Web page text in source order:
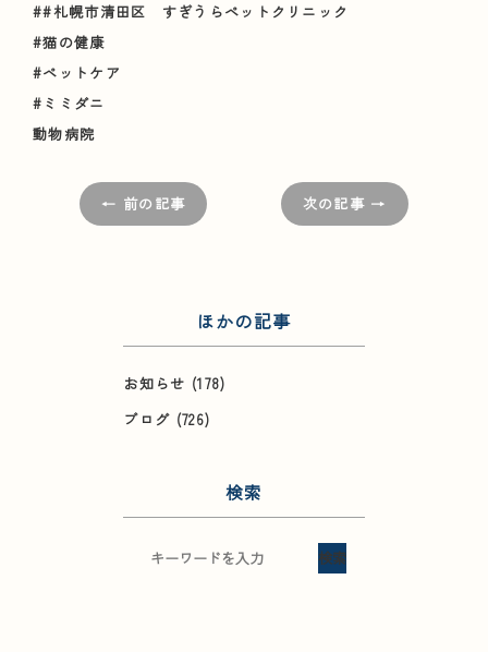
##札幌市清田区 すぎうらペットクリニック
#猫の健康
#ペットケア
#ミミダニ
動物病院
← 前の記事 次の記事 →
ほかの記事
お知らせ (178)
ブログ (726)
検索
検索